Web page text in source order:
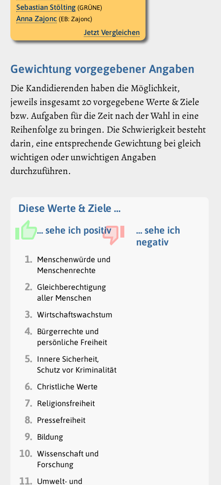
Sebastian Stölting (GRÜNE)
Anna Zajonc (EB: Zajonc)
Jetzt Vergleichen
Gewichtung vorgegebener Angaben
Die Kandidierenden haben die Möglichkeit,
jeweils insgesamt 20 vorgegebene Werte & Ziele
bzw. Aufgaben für die Zeit nach der Wahl in eine
Reihenfolge zu bringen. Die Schwierigkeit besteht
darin, eine entsprechende Gewichtung bei gleich
wichtigen oder unwichtigen Angaben
durchzuführen.
Diese Werte & Ziele …
… sehe ich positiv
… sehe ich
negativ
1.
Menschenwürde und
Menschenrechte
2.
Gleichberechtigung
aller Menschen
3. Wirtschaftswachstum
4.
Bürgerrechte und
persönliche Freiheit
5.
Innere Sicherheit,
Schutz vor Kriminalität
6. Christliche Werte
7. Religionsfreiheit
8. Pressefreiheit
9. Bildung
10. Wissenschaft und
Forschung
11. Umwelt- und